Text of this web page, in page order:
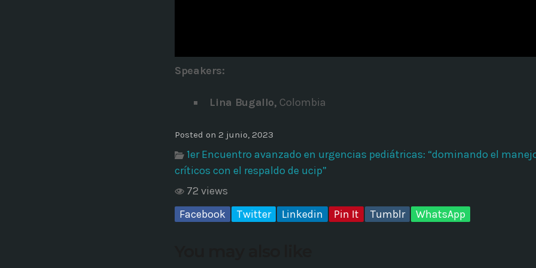
Noticia de personal salud 5
Time
Speakers:
Lina Bugallo, Colombia
Posted on 2 junio, 2023
1er Encuentro avanzado en urgencias pediátricas: “dominando el
críticos con el respaldo de ucip”
72 views
Facebook
Twitter Linkedin Pin It Tumblr WhatsApp